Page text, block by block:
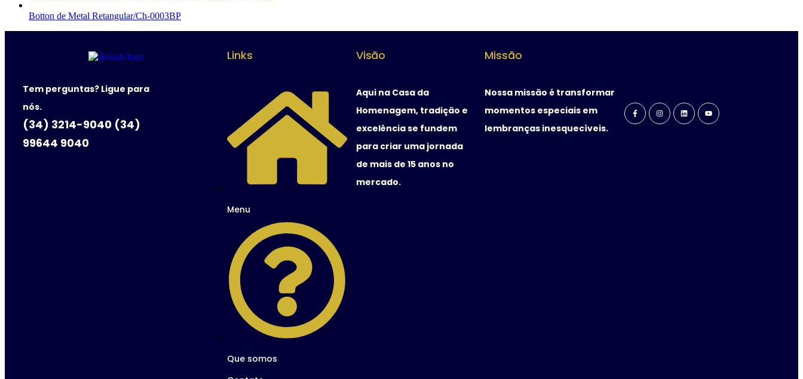
Botton de Metal Retangular/Ch-0003BP
Tem perguntas? Ligue para
nós.
(34) 3214-9040 (34)
99644 9040
Links
Menu
Que somos
Visão
Aqui na Casa da
Homenagem, tradição e
excelência se fundem
para criar uma jornada
de mais de 15 anos no
mercado.
Missão
Nossa missão é transformar
momentos especiais em
lembranças inesquecíveis.